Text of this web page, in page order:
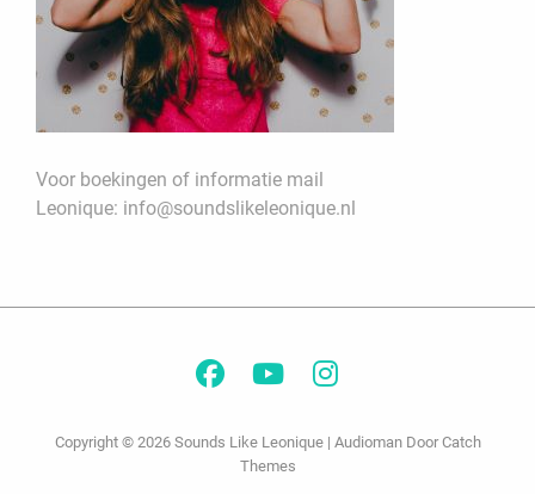
Voor boekingen of informatie mail
Leonique: info@soundslikeleonique.nl
Facebook
YouTubeInstagram
Copyright © 2026 Sounds Like Leonique | Audioman Door Catch
Themes